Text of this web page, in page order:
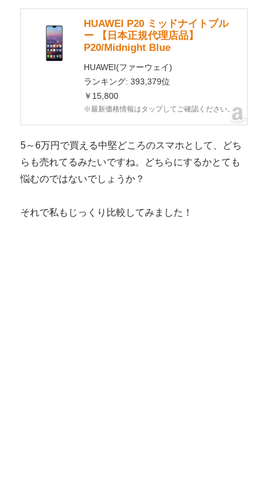
HUAWEI P20 ミッドナイトブル
ー 【日本正規代理店品】
P20/Midnight Blue
HUAWEI(ファーウェイ)
ランキング: 393,379位
￥15,800
※最新価格情報はタップしてご確認ください。
5～6万円で買える中堅どころのスマホとして、どち
らも売れてるみたいですね。どちらにするかとても
悩むのではないでしょうか？
それで私もじっくり比較してみました！